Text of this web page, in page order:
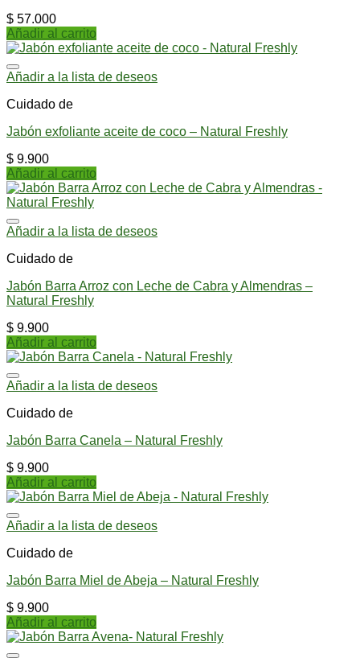
$ 57.000
Añadir al carrito
Añadir a la lista de deseos
Cuidado de
Jabón exfoliante aceite de coco – Natural Freshly
$ 9.900
Añadir al carrito
Añadir a la lista de deseos
Cuidado de
Jabón Barra Arroz con Leche de Cabra y Almendras –
Natural Freshly
$ 9.900
Añadir al carrito
Añadir a la lista de deseos
Cuidado de
Jabón Barra Canela – Natural Freshly
$ 9.900
Añadir al carrito
Añadir a la lista de deseos
Cuidado de
Jabón Barra Miel de Abeja – Natural Freshly
$ 9.900
Añadir al carrito